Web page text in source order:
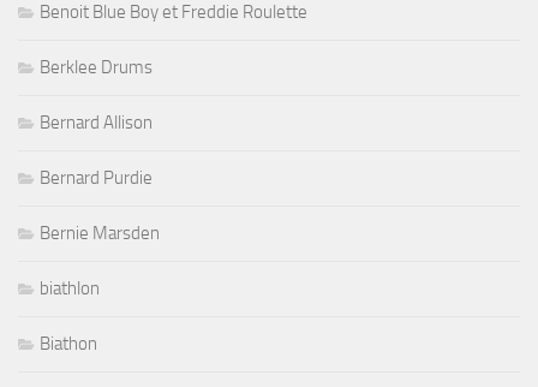
Benoit Blue Boy et Freddie Roulette
Berklee Drums
Bernard Allison
Bernard Purdie
Bernie Marsden
biathlon
Biathon